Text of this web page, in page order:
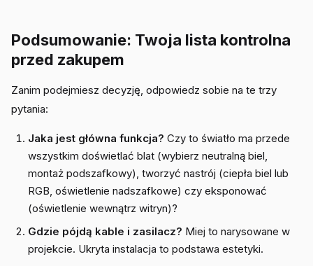
Podsumowanie: Twoja lista kontrolna
przed zakupem
Zanim podejmiesz decyzję, odpowiedz sobie na te trzy
pytania:
Jaka jest główna funkcja? Czy to światło ma przede
wszystkim doświetlać blat (wybierz neutralną biel,
montaż podszafkowy), tworzyć nastrój (ciepła biel lub
RGB, oświetlenie nadszafkowe) czy eksponować
(oświetlenie wewnątrz witryn)?
Gdzie pójdą kable i zasilacz? Miej to narysowane w
projekcie. Ukryta instalacja to podstawa estetyki.